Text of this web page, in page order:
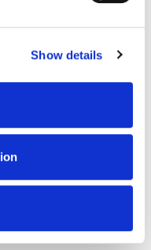
and ads, to
partners who
that you’ve
from your use
Show details